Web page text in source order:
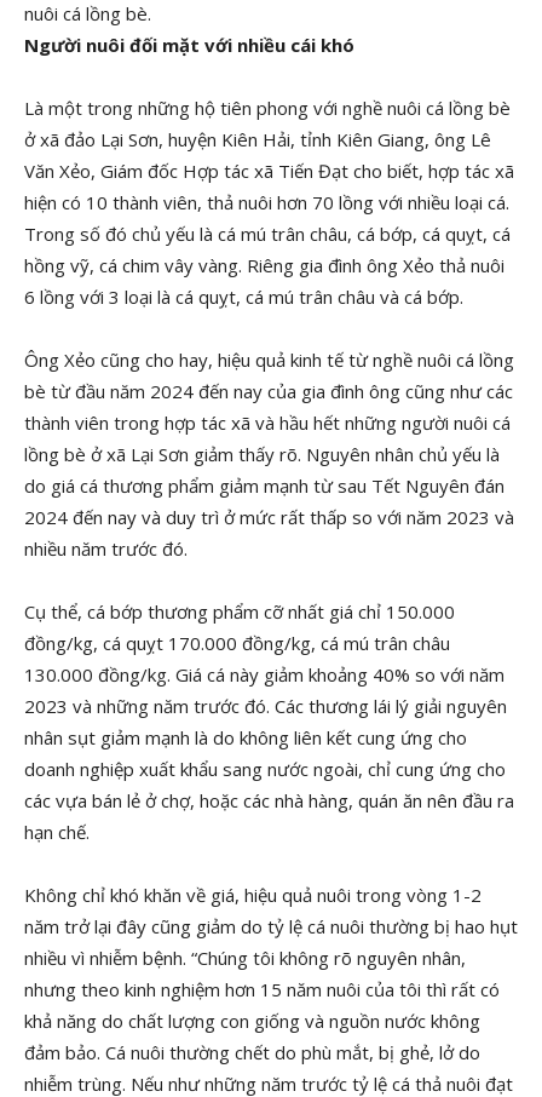
nuôi cá lồng bè.
Người nuôi đối mặt với nhiều cái khó
Là một trong những hộ tiên phong với nghề nuôi cá lồng bè
ở xã đảo Lại Sơn, huyện Kiên Hải, tỉnh Kiên Giang, ông Lê
Văn Xẻo, Giám đốc Hợp tác xã Tiến Đạt cho biết, hợp tác xã
hiện có 10 thành viên, thả nuôi hơn 70 lồng với nhiều loại cá.
Trong số đó chủ yếu là cá mú trân châu, cá bớp, cá quỵt, cá
hồng vỹ, cá chim vây vàng. Riêng gia đình ông Xẻo thả nuôi
6 lồng với 3 loại là cá quỵt, cá mú trân châu và cá bớp.
Ông Xẻo cũng cho hay, hiệu quả kinh tế từ nghề nuôi cá lồng
bè từ đầu năm 2024 đến nay của gia đình ông cũng như các
thành viên trong hợp tác xã và hầu hết những người nuôi cá
lồng bè ở xã Lại Sơn giảm thấy rõ. Nguyên nhân chủ yếu là
do giá cá thương phẩm giảm mạnh từ sau Tết Nguyên đán
2024 đến nay và duy trì ở mức rất thấp so với năm 2023 và
nhiều năm trước đó.
Cụ thể, cá bớp thương phẩm cỡ nhất giá chỉ 150.000
đồng/kg, cá quỵt 170.000 đồng/kg, cá mú trân châu
130.000 đồng/kg. Giá cá này giảm khoảng 40% so với năm
2023 và những năm trước đó. Các thương lái lý giải nguyên
nhân sụt giảm mạnh là do không liên kết cung ứng cho
doanh nghiệp xuất khẩu sang nước ngoài, chỉ cung ứng cho
các vựa bán lẻ ở chợ, hoặc các nhà hàng, quán ăn nên đầu ra
hạn chế.
Không chỉ khó khăn về giá, hiệu quả nuôi trong vòng 1-2
năm trở lại đây cũng giảm do tỷ lệ cá nuôi thường bị hao hụt
nhiều vì nhiễm bệnh. “Chúng tôi không rõ nguyên nhân,
nhưng theo kinh nghiệm hơn 15 năm nuôi của tôi thì rất có
khả năng do chất lượng con giống và nguồn nước không
đảm bảo. Cá nuôi thường chết do phù mắt, bị ghẻ, lở do
nhiễm trùng. Nếu như những năm trước tỷ lệ cá thả nuôi đạt